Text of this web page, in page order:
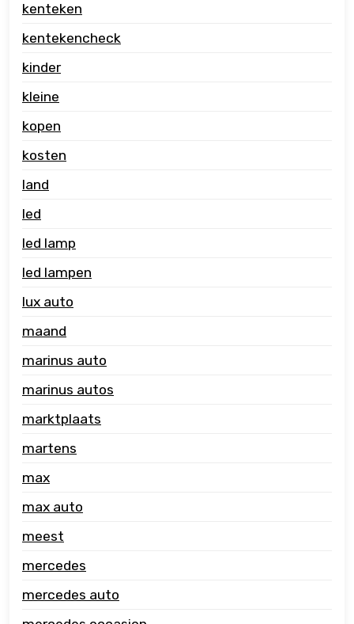
kenteken
kentekencheck
kinder
kleine
kopen
kosten
land
led
led lamp
led lampen
lux auto
maand
marinus auto
marinus autos
marktplaats
martens
max
max auto
meest
mercedes
mercedes auto